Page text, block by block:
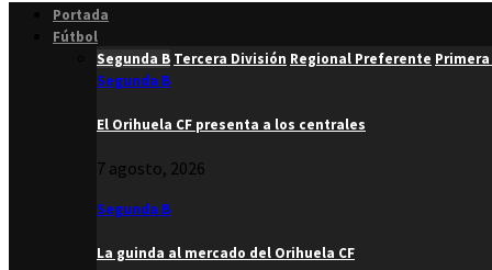
Portada
Fútbol
Segunda B Tercera División Regional Preferente
Segunda B
El Orihuela CF presenta a los centrales
7 agosto, 2026
Segunda B
La guinda al mercado del Orihuela CF